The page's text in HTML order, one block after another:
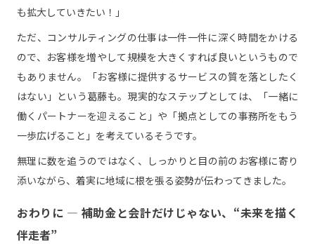
も拡大していきたい！」
ただ、コンサルティングの仕事は一件一件に深く時間をかける
ので、お客様を増やして規模を大きくすれば良いというもので
もありません。「お客様に提供するサービスの質を落としたく
はない」という葛藤も。現実的なステップとしては、「一緒に
働くパートナーを迎えること」や「拠点としての事務所をもう
一歩広げること」を考えているそうです。
無理に数を追うのではなく、しっかりと目の前のお客様に寄り
添いながら、着実に地域に根を張る姿勢が伝わってきました。
おわりに ― 補助金と会計だけじゃない、“未来を描く
伴走者”